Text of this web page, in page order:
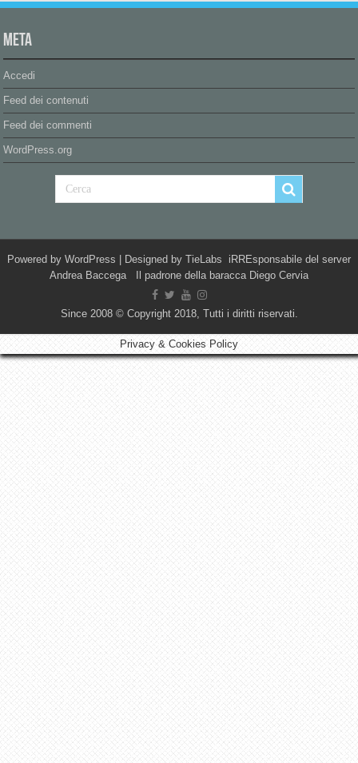
Meta
Accedi
Feed dei contenuti
Feed dei commenti
WordPress.org
Powered by WordPress | Designed by TieLabs iRREsponsabile del server
Andrea Baccega Il padrone della baracca Diego Cervia
Since 2008 © Copyright 2018, Tutti i diritti riservati.
Privacy & Cookies Policy